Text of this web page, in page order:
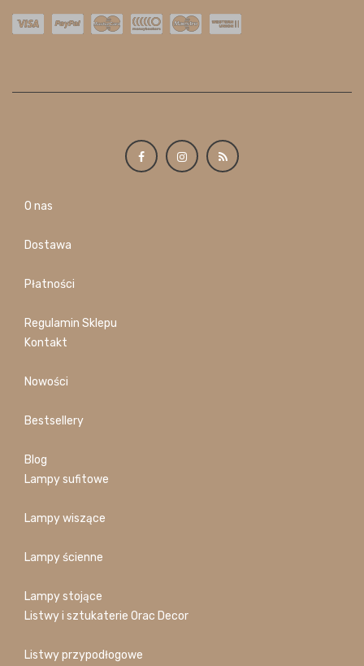
O nas
Dostawa
Płatności
Regulamin Sklepu
Kontakt
Nowości
Bestsellery
Blog
Lampy sufitowe
Lampy wiszące
Lampy ścienne
Lampy stojące
Listwy i sztukaterie Orac Decor
Listwy przypodłogowe